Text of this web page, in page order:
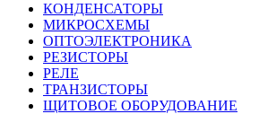
КОНДЕНСАТОРЫ
МИКРОСХЕМЫ
ОПТОЭЛЕКТРОНИКА
РЕЗИСТОРЫ
РЕЛЕ
ТРАНЗИСТОРЫ
ЩИТОВОЕ ОБОРУДОВАНИЕ